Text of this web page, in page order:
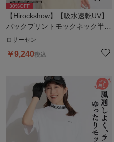
30%OFF
【Hirockshow】【吸水速乾UV】
バックプリントモックネック半袖
カットソー
ロサーセン
￥9,240税込